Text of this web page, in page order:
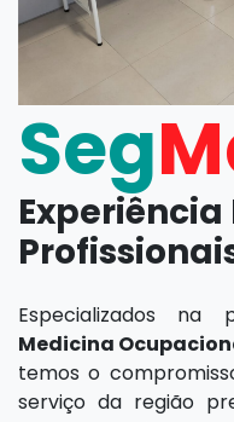
Seg
Especializados
Medicina
temos o
serviço da região